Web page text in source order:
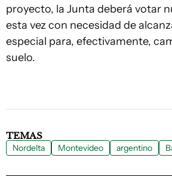
proyecto, la Junta deberá votar
esta vez con necesidad de
especial para, efectivamente,
suelo.
TEMAS
Nordelta Montevideo argentino